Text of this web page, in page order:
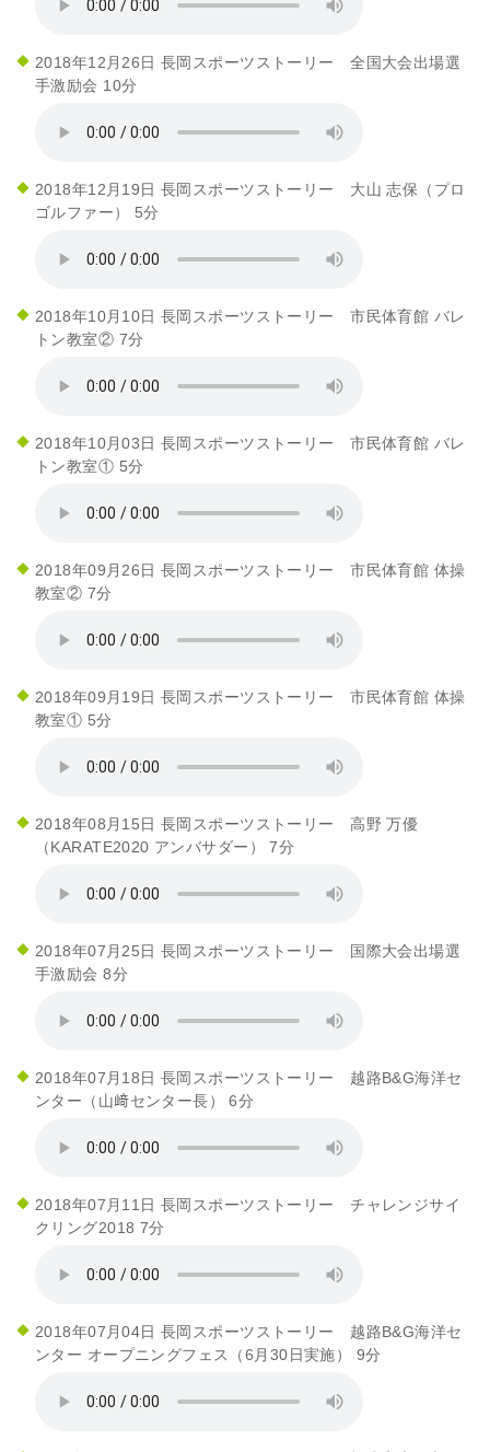
2018年12月26日 長岡スポーツストーリー 全国大会出場選
手激励会 10分
2018年12月19日 長岡スポーツストーリー 大山 志保（プロ
ゴルファー） 5分
2018年10月10日 長岡スポーツストーリー 市民体育館 バレ
トン教室② 7分
2018年10月03日 長岡スポーツストーリー 市民体育館 バレ
トン教室① 5分
2018年09月26日 長岡スポーツストーリー 市民体育館 体操
教室② 7分
2018年09月19日 長岡スポーツストーリー 市民体育館 体操
教室① 5分
2018年08月15日 長岡スポーツストーリー 高野 万優
（KARATE2020 アンバサダー） 7分
2018年07月25日 長岡スポーツストーリー 国際大会出場選
手激励会 8分
2018年07月18日 長岡スポーツストーリー 越路B&G海洋セ
ンター（山﨑センター長） 6分
2018年07月11日 長岡スポーツストーリー チャレンジサイ
クリング2018 7分
2018年07月04日 長岡スポーツストーリー 越路B&G海洋セ
ンター オープニングフェス（6月30日実施） 9分